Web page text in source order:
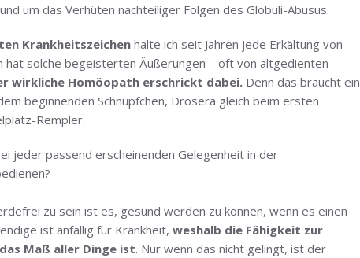
um das Verhüten nachteiliger Folgen des Globuli-Abusus.
Krankheitszeichen halte ich seit Jahren jede Erkältung von
hat solche begeisterten Äußerungen – oft von altgedienten
wirkliche Homöopath erschrickt dabei. Denn das braucht ein
beginnenden Schnüpfchen, Drosera gleich beim ersten
Rempler.
jeder passend erscheinenden Gelegenheit in der
zu sein ist es, gesund werden zu können, wenn es einen
ist anfällig für Krankheit, weshalb die Fähigkeit zur
Maß aller Dinge ist. Nur wenn das nicht gelingt, ist der